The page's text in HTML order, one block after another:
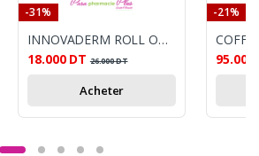
-31%
INNOVADERM ROLL ON + RECHARGE 50ML OFFERTE
18.000 DT 26.000DT
Acheter
-21%
95.000